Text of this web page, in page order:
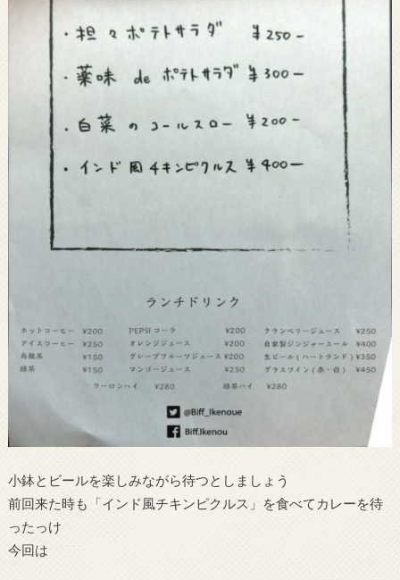
小鉢とビールを楽しみながら待つとしましょう
前回来た時も「インド風チキンピクルス」を食べてカレーを待
ったっけ
今回は